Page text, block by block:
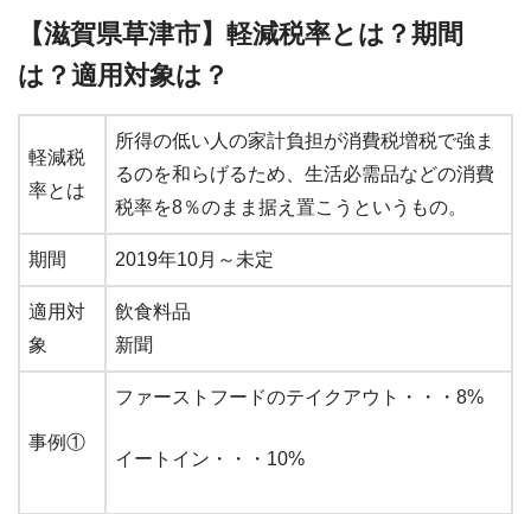
【滋賀県草津市】軽減税率とは？期間
は？適用対象は？
軽減税
率とは
所得の低い人の家計負担が消費税増税で強ま
るのを和らげるため、生活必需品などの消費
税率を8％のまま据え置こうというもの。
期間 2019年10月～未定
適用対
象
飲食料品
新聞
事例①
ファーストフードのテイクアウト・・・8%
イートイン・・・10%